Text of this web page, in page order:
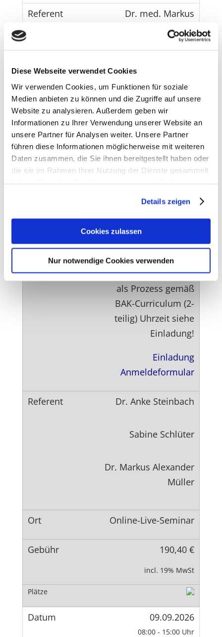
Diese Webseite verwendet Cookies
Wir verwenden Cookies, um Funktionen für soziale
Medien anbieten zu können und die Zugriffe auf unsere
Website zu analysieren. Außerdem geben wir
Informationen zu Ihrer Verwendung unserer Website an
unsere Partner für Analysen weiter. Unsere Partner
führen diese Informationen möglicherweise mit weiteren
Daten zusammen, die Sie ihnen bereitgestellt haben oder
die sie im Rahmen Ihrer Nutzung der Dienste gesammelt
Erfahren Sie in unsererDatenschutzerklärungmehr
darüber, wer wir sind, wie Sie uns kontaktieren können
und wie wir personenbezogene Daten verarbeiten.
Sie können Ihre Einwilligung jederzeit von derCookie-
Details zeigen
Cookies zulassen
Nur notwendige Cookies verwenden
Dr. med. Markus
Becker
Zähringerstraße 5
66119 Saarbrücken
261,80 €
incl. 19% MwSt
00:00 - 00:00 Uhr
Medikationsanalyse
als Prozess gemäß
BAK-Curriculum (2-
teilig) Uhrzeit siehe
Einladung!
Einladung
Anmeldeformular
Dr. Anke Steinbach
Sabine Schlüter
Dr. Markus Alexander
Müller
Online-Live-Seminar
190,40 €
incl. 19% MwSt
09.09.2026
08:00 - 15:00 Uhr